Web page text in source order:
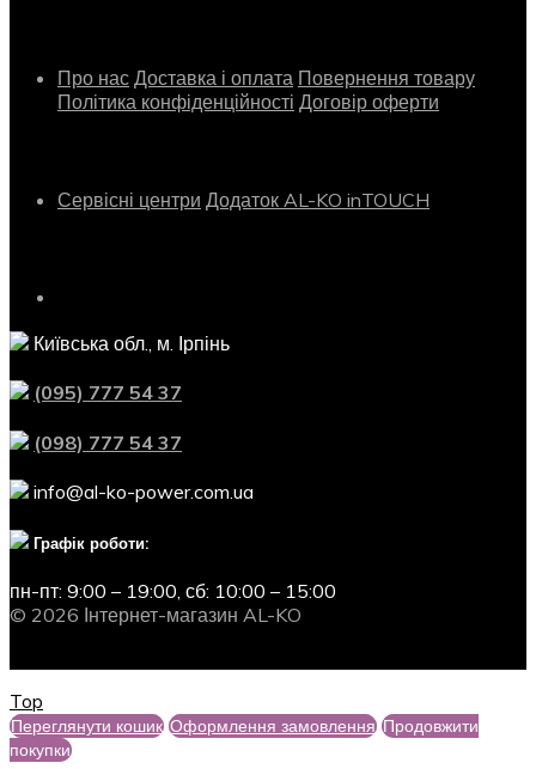
Про нас Доставка і оплата Повернення товару
Політика конфіденційності Договір оферти
Сервісні центри Додаток AL-KO inTOUCH
Київська обл., м. Ірпінь
(095) 777 54 37
(098) 777 54 37
info@al-ko-power.com.ua
Графік роботи:
пн-пт: 9:00 – 19:00, сб: 10:00 – 15:00
© 2026 Інтернет-магазин AL-KO
Top
Переглянути кошик Оформлення замовлення Продовжити
покупки